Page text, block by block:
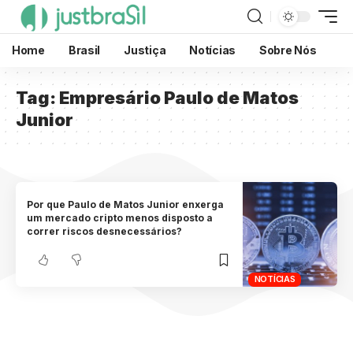
Home Brasil Justiça Notícias Sobre Nós
Tag: Empresário Paulo de Matos
Junior
NOTÍCIAS
Por que Paulo de Matos Junior enxerga
um mercado cripto menos disposto a
correr riscos desnecessários?